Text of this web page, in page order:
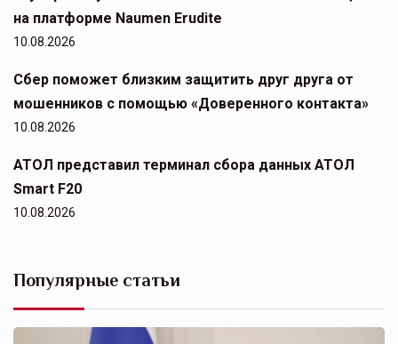
на платформе Naumen Erudite
10.08.2026
Сбер поможет близким защитить друг друга от
мошенников с помощью «Доверенного контакта»
10.08.2026
АТОЛ представил терминал сбора данных АТОЛ
Smart F20
10.08.2026
Популярные статьи